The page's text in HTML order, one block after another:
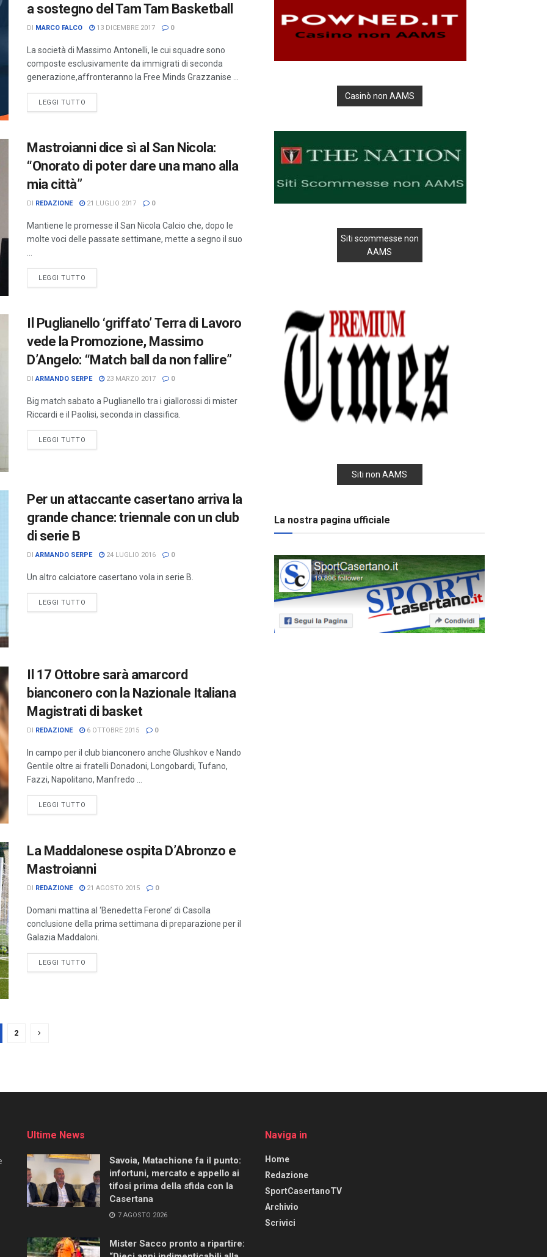
a sostegno del Tam Tam Basketball
DI MARCO FALCO 13 DICEMBRE 2017 0
La società di Massimo Antonelli, le cui squadre sono
composte esclusivamente da immigrati di seconda
generazione,affronteranno la Free Minds Grazzanise ...
LEGGI TUTTO
Mastroianni dice sì al San Nicola:
“Onorato di poter dare una mano alla
mia città”
DI REDAZIONE 21 LUGLIO 2017 0
Mantiene le promesse il San Nicola Calcio che, dopo le
molte voci delle passate settimane, mette a segno il suo
LEGGI TUTTO
Il Puglianello ‘griffato’ Terra di Lavoro
vede la Promozione, Massimo
D’Angelo: “Match ball da non fallire”
DI ARMANDO SERPE 23 MARZO 2017 0
Big match sabato a Puglianello tra i giallorossi di mister
Riccardi e il Paolisi, seconda in classifica.
LEGGI TUTTO
Per un attaccante casertano arriva la
grande chance: triennale con un club
di serie B
DI ARMANDO SERPE 24 LUGLIO 2016 0
Un altro calciatore casertano vola in serie B.
LEGGI TUTTO
Il 17 Ottobre sarà amarcord
bianconero con la Nazionale Italiana
Magistrati di basket
DI REDAZIONE 6 OTTOBRE 2015 0
In campo per il club bianconero anche Glushkov e Nando
Gentile oltre ai fratelli Donadoni, Longobardi, Tufano,
Fazzi, Napolitano, Manfredo ...
LEGGI TUTTO
La Maddalonese ospita D’Abronzo e
Mastroianni
DI REDAZIONE 21 AGOSTO 2015 0
Domani mattina al ‘Benedetta Ferone’ di Casolla
conclusione della prima settimana di preparazione per il
Galazia Maddaloni.
LEGGI TUTTO
2
Casinò non AAMS
Siti scommesse non
AAMS
Siti non AAMS
La nostra pagina ufficiale
Ultime News
Savoia, Matachione fa il punto:
infortuni, mercato e appello ai
tifosi prima della sfida con la
Casertana
7 AGOSTO 2026
Mister Sacco pronto a ripartire:
Naviga in
Home
Redazione
SportCasertanoTV
Archivio
Scrivici